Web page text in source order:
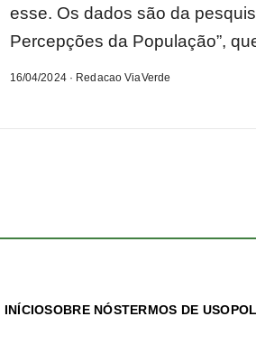
esse. Os dados são da
Percepções da População”,
16/04/2024 · Redacao ViaVerde
INÍCIOSOBRE NÓSTERMOS DE USO